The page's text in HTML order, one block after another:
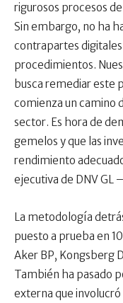
rigurosos procesos
Sin embargo, no ha
contrapartes
procedimientos.
busca remediar este
comienza un camino
sector. Es hora de
gemelos y que las
rendimiento
ejecutiva de DNV GL
La metodología
puesto a prueba en
Aker BP, Kongsberg
También ha pasado
externa que involucró